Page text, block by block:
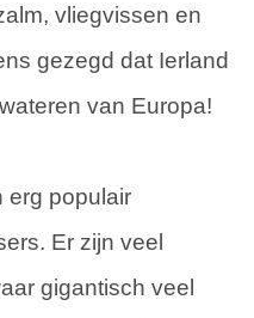
vliegvissen en
gezegd dat Ierland
van Europa!
erg populair
Er zijn veel
gigantisch veel